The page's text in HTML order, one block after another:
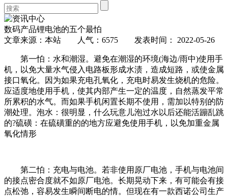
数码产品锂电池的五个最怕
文章来源：本站 人气：6575 发表时间： 2022-05-26
第一怕：水和潮湿。避免在潮湿的环境(海边/雨中)使用手
机，以免大量水气侵入电路板形成水渍，造成短路，或使金属
接口氧化。因为如果充电孔氧化，充电时易发生烧机的危险。
应适度地使用手机，使其内部产生一定的温度，自然蒸发平常
所累积的水气。而如果手机闲置长期不使用，需加以特别的防
潮处理。泡水：很明显，什么玩意儿泡过水以后还能活蹦乱跳
的?硫磺：在硫磺重的的地方应避免使用手机，以免加重金属
氧化情形
第二怕：充电与电池。若非使用原厂电池，手机与电池间
的接点密合度就不如原厂电池。长期晃动下来，有可能会有接
点松弛，容易发生瞬间断电的情。但现在有一款西诺公司生产